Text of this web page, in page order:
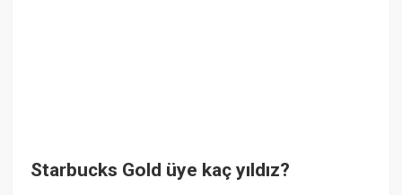
Starbucks Gold üye kaç yıldız?